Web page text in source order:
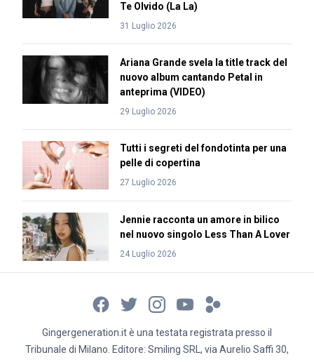
Te Olvido (La La)
31 Luglio 2026
Ariana Grande svela la title track del
nuovo album cantando Petal in
anteprima (VIDEO)
29 Luglio 2026
Tutti i segreti del fondotinta per una
pelle di copertina
27 Luglio 2026
Jennie racconta un amore in bilico
nel nuovo singolo Less Than A Lover
24 Luglio 2026
Gingergeneration.it è una testata registrata presso il
Tribunale di Milano. Editore: Smiling SRL, via Aurelio Saffi 30,